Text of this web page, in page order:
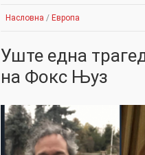
Насловна / Европа
Уште една
на Фокс Њуз